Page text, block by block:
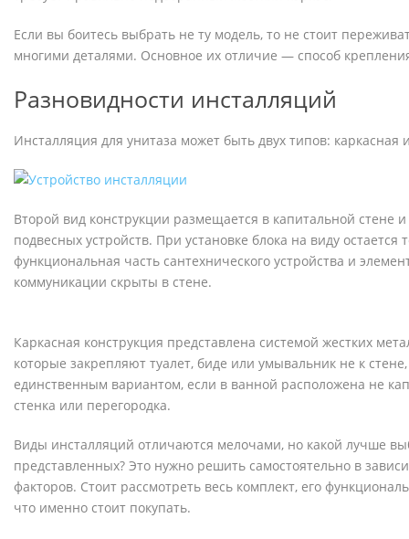
Если вы боитесь выбрать не ту модель, то не стоит
многими деталями. Основное их отличие — способ
Разновидности инсталляций
Инсталляция для унитаза может быть двух типов: каркасная
Второй вид конструкции размещается в капитальной стене
подвесных устройств. При установке блока на виду остается
функциональная часть сантехнического устройства и
коммуникации скрыты в стене.
Каркасная конструкция представлена системой жестких
которые закрепляют туалет, биде или умывальник не к
единственным вариантом, если в ванной расположена не
стенка или перегородка.
Виды инсталляций отличаются мелочами, но какой лучше
представленных? Это нужно решить самостоятельно в
факторов. Стоит рассмотреть весь комплект, его
что именно стоит покупать.